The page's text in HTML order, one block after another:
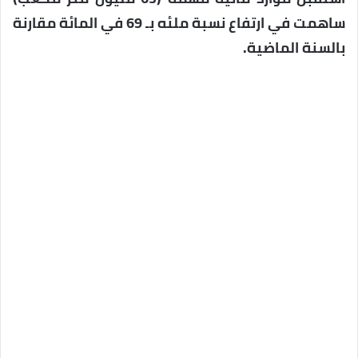
ساهمت في ارتفاع نسبة ملئه بـ 69 في المائة مقارنة
بالسنة الماضية.